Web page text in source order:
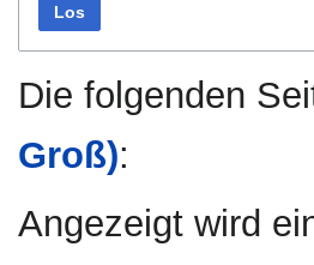
Los
Die folgenden
Groß):
Angezeigt wird